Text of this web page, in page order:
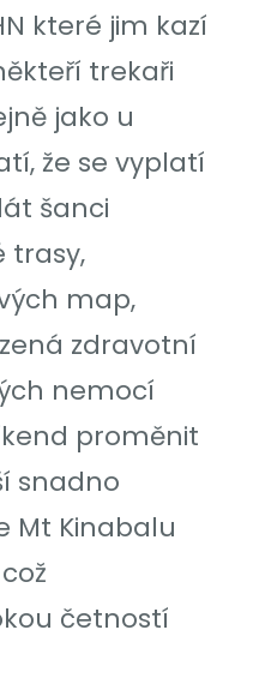
které jim kazí
trekaři
jako u
že se vyplatí
šanci
trasy,
map,
zdravotní
nemocí
proměnit
snadno
Mt Kinabalu
četností